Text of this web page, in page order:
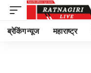
ब्रेकिंग न्यूज महाराष्ट्र